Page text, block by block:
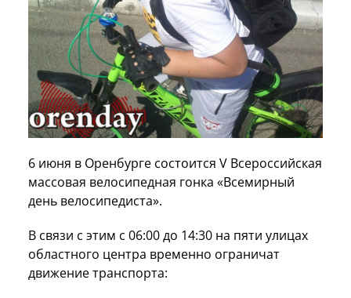
6 июня в Оренбурге состоится V Всероссийская
массовая велосипедная гонка «Всемирный
день велосипедиста».
В связи с этим с 06:00 до 14:30 на пяти улицах
областного центра временно ограничат
движение транспорта: